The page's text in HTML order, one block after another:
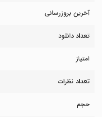
آخرین بروزرسانی
تعداد دانلود
امتیاز
تعداد نظرات
حجم